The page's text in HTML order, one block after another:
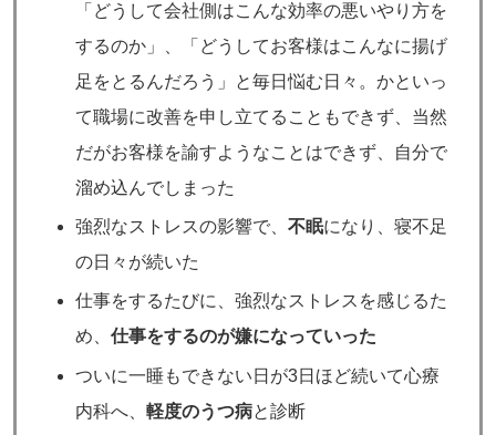
「どうして会社側はこんな効率の悪いやり方を
するのか」、「どうしてお客様はこんなに揚げ
足をとるんだろう」と毎日悩む日々。かといっ
て職場に改善を申し立てることもできず、当然
だがお客様を諭すようなことはできず、自分で
溜め込んでしまった
強烈なストレスの影響で、不眠になり、寝不足
の日々が続いた
仕事をするたびに、強烈なストレスを感じるた
め、仕事をするのが嫌になっていった
ついに一睡もできない日が3日ほど続いて心療
内科へ、軽度のうつ病と診断